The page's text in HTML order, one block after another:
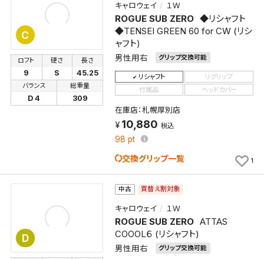
C
キャロウェイ １Ｗ
ROGUE SUB ZERO ◆リシャフト
◆TENSEI GREEN 60 for CW (リシ
ャフト)
男性用右 グリップ交換可能
ロフト
9
硬さ
S
長さ
45.25
バランス
D 4
総重量
309
リシャフト
リグリップ
付属品
ヘッドカバー
在庫店：札幌厚別店
10,880 税込
98 pt
交換グリップ一覧 1
D
中古 買替え割対象
キャロウェイ １Ｗ
ROGUE SUB ZERO ATTAS
COOOL６ (リシャフト)
男性用右 グリップ交換可能